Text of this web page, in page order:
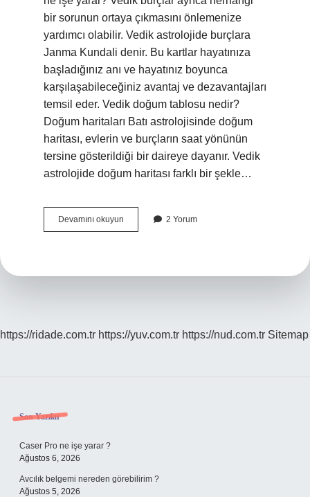
bir sorunun ortaya çıkmasını önlemenize
yardımcı olabilir. Vedik astrolojide burçlara
Janma Kundali denir. Bu kartlar hayatınıza
başladığınız anı ve hayatınız boyunca
karşılaşabileceğiniz avantaj ve dezavantajları
temsil eder. Vedik doğum tablosu nedir?
Doğum haritaları Batı astrolojisinde doğum
haritası, evlerin ve burçların saat yönünün
tersine gösterildiği bir daireye dayanır. Vedik
astrolojide doğum haritası farklı bir şekle…
Devamını okuyun
Astroloji
2 Yorum
https://ridade.com.tr https://yuv.com.tr https://nud.com.tr Sitemap
Sidebar
Son Yazılar
Caser Pro ne işe yarar ?
Ağustos 6, 2026
Avcılık belgemi nereden görebilirim ?
Ağustos 5, 2026